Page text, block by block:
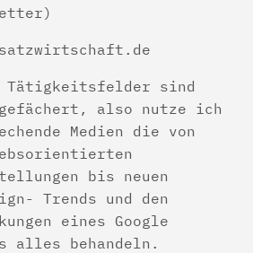
Tätigkeitsfelder sind
also nutze ich
Medien die von
bis neuen
Trends und den
eines Google
alles behandeln.